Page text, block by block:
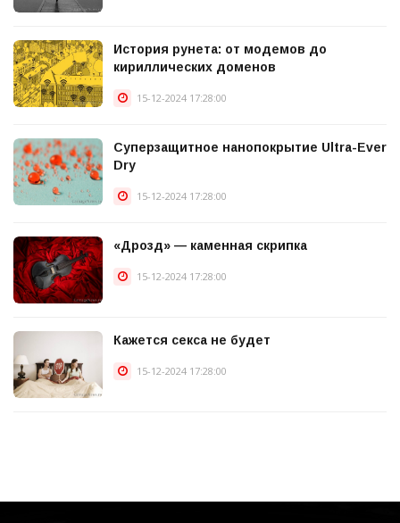
История рунета: от модемов до
кириллических доменов
15-12-2024 17:28:00
Суперзащитное нанопокрытие Ultra-Ever
Dry
15-12-2024 17:28:00
«Дрозд» — каменная скрипка
15-12-2024 17:28:00
Кажется секса не будет
15-12-2024 17:28:00